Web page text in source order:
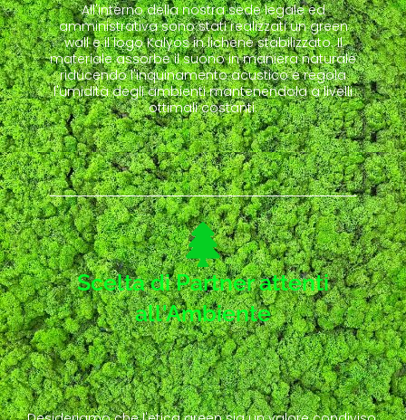
All'interno della nostra sede legale ed
amministrativa sono stati realizzati un green
wall e il logo Kalyos in lichene stabilizzato. Il
materiale assorbe il suono in maniera naturale
riducendo l'inquinamento acustico e regola
l'umidità degli ambienti mantenendola a livelli
ottimali costanti.
Scelta di Partner attenti
all'Ambiente